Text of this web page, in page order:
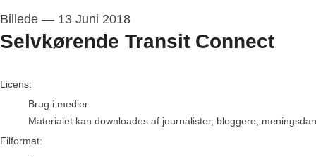
Billede — 13 Juni 2018
Selvkørende Transit Connect
go to media item
Licens:
Brug i medier
Materialet kan downloades af journalister, bloggere,
Filformat: